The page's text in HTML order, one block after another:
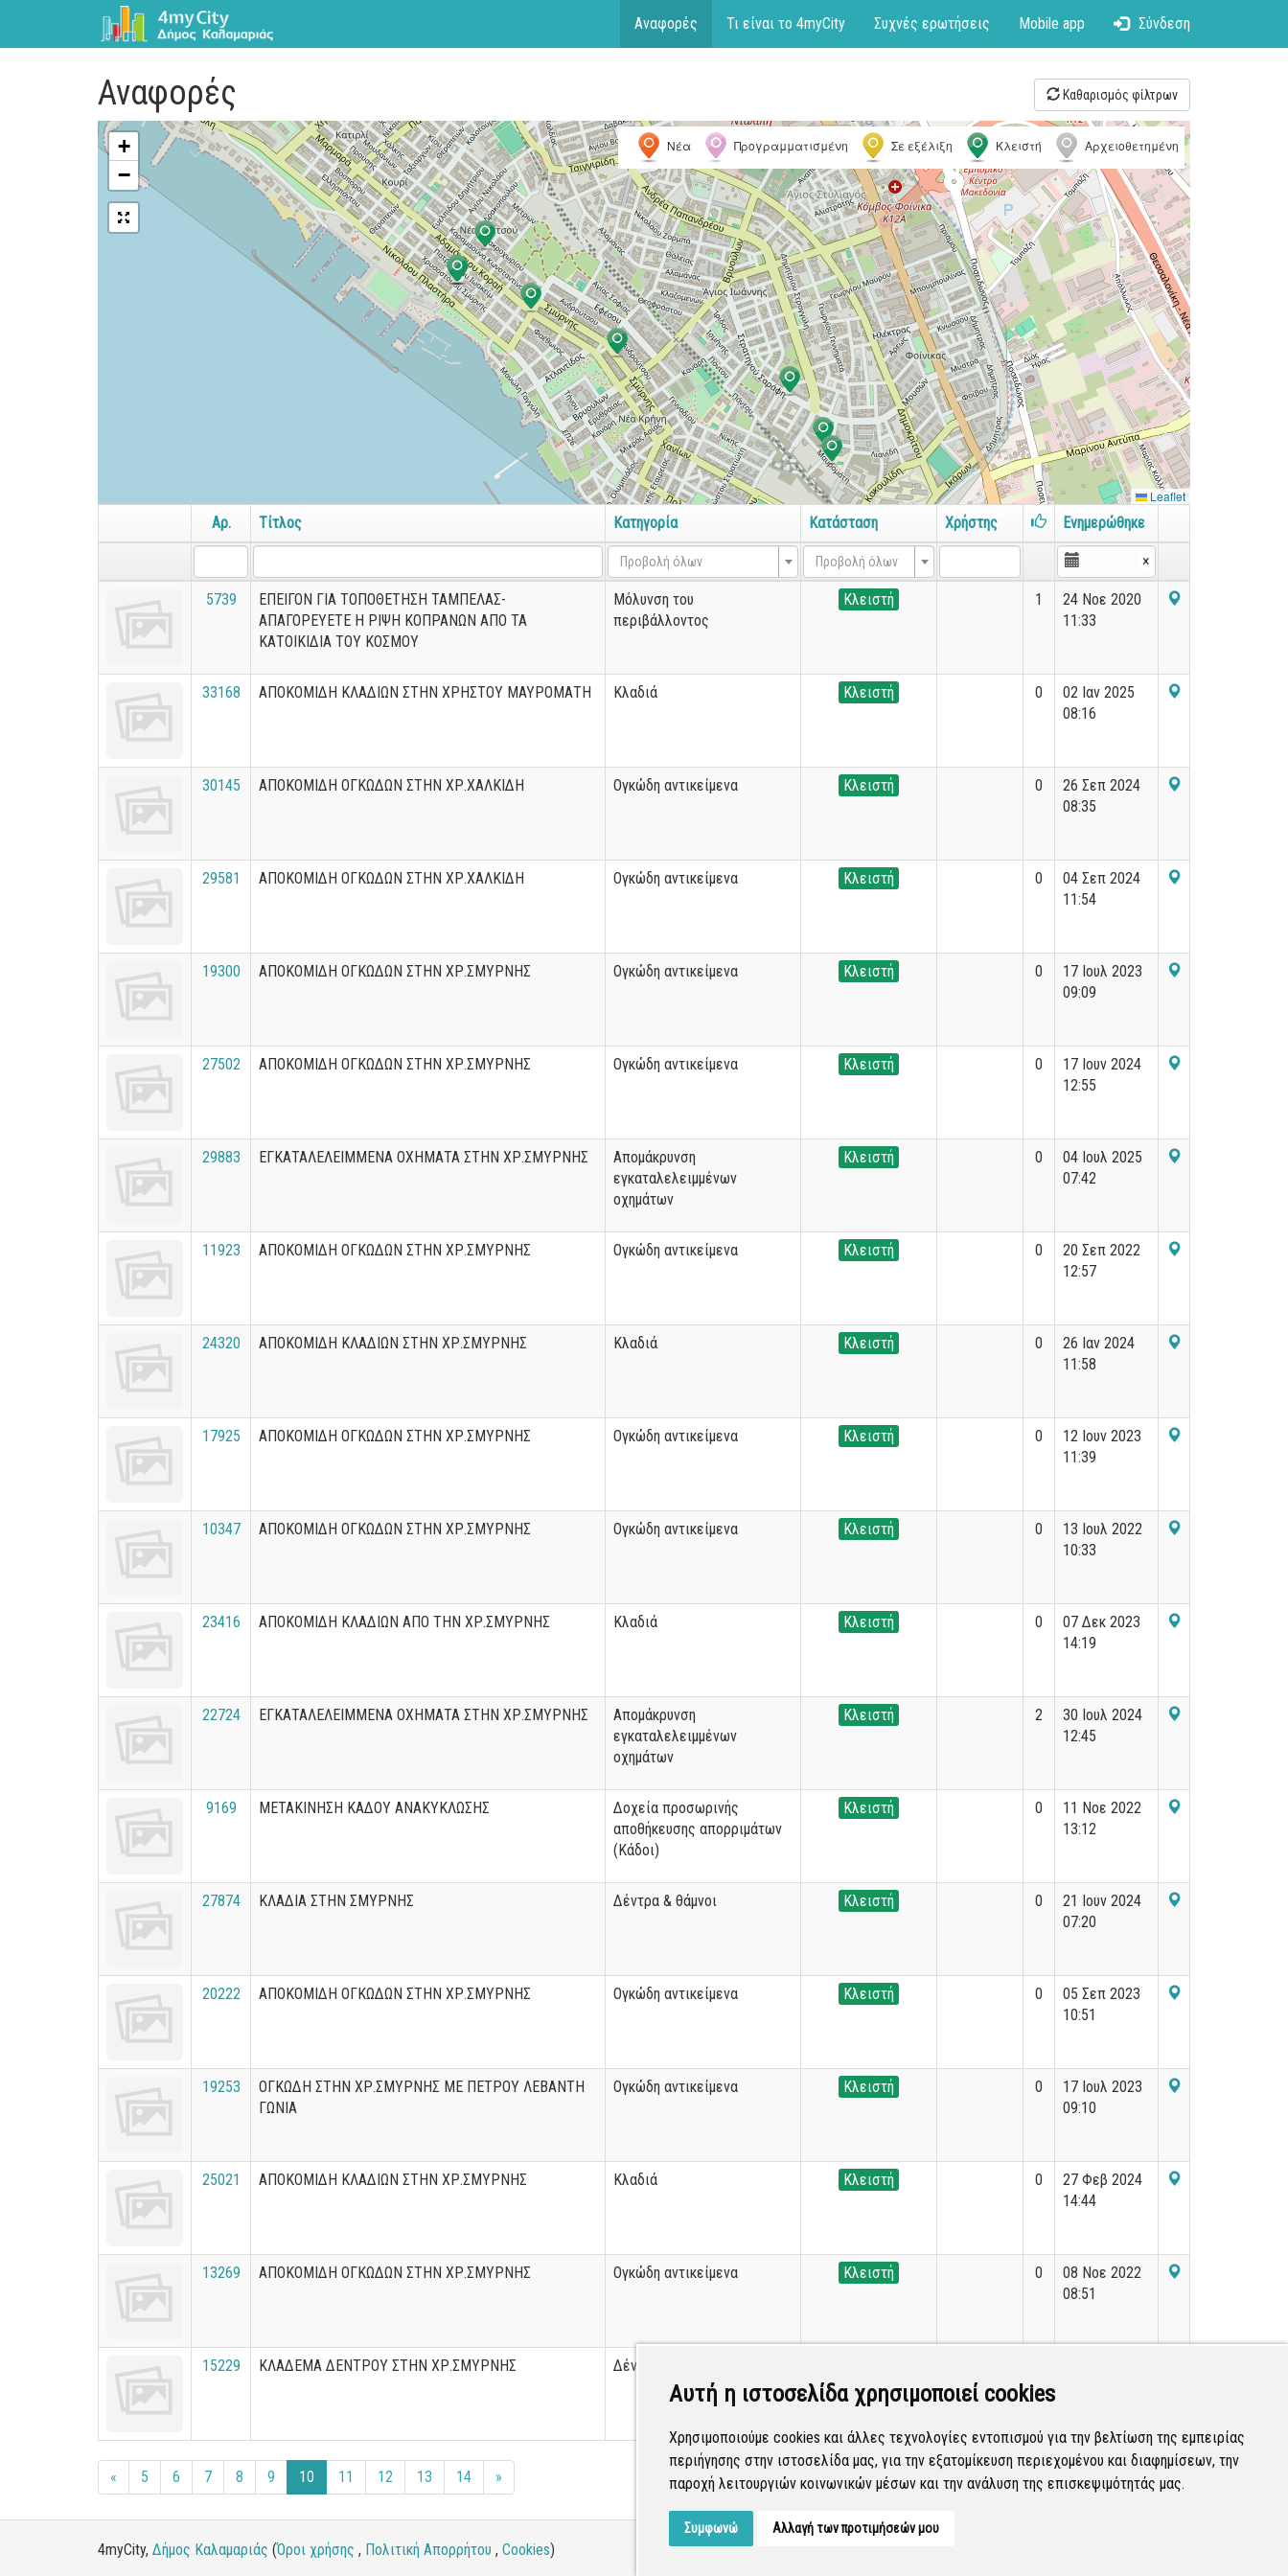
Αυτή η ιστοσελίδα χρησιμοποιεί cookies
Χρησιμοποιούμε cookies και άλλες τεχνολογίες εντοπισμού για την βελτίωση της εμπειρίας
περιήγησης στην ιστοσελίδα μας, για την εξατομίκευση περιεχομένου και διαφημίσεων, την
παροχή λειτουργιών κοινωνικών μέσων και την ανάλυση της επισκεψιμότητάς μας.
Συμφωνώ Αλλαγή των προτιμήσεών μου
Αναφορές Τι είναι το 4myCity Συχνές ερωτήσεις Mobile app Σύνδεση
Αναφορές Καθαρισμός φίλτρων
+
−
Νέα Προγραμματισμένη Σε εξέλιξη Κλειστή Αρχειοθετημένη
Leaflet
Αρ. Τίτλος Κατηγορία Κατάσταση Χρήστης Ενημερώθηκε
Προβολή όλων Προβολή όλων ×
5739
ΕΠΕΙΓΟΝ ΓΙΑ ΤΟΠΟΘΕΤΗΣΗ ΤΑΜΠΕΛΑΣ-
ΑΠΑΓΟΡΕΥΕΤΕ Η ΡΙΨΗ ΚΟΠΡΑΝΩΝ ΑΠΟ ΤΑ
ΚΑΤΟΙΚΙΔΙΑ ΤΟΥ ΚΟΣΜΟΥ
Μόλυνση του
περιβάλλοντος
Κλειστή 1
24 Νοε 2020
11:33
33168 ΑΠΟΚΟΜΙΔΗ ΚΛΑΔΙΩΝ ΣΤΗΝ ΧΡΗΣΤΟΥ ΜΑΥΡΟΜΑΤΗ Κλαδιά Κλειστή 0
02 Ιαν 2025
08:16
30145 ΑΠΟΚΟΜΙΔΗ ΟΓΚΩΔΩΝ ΣΤΗΝ ΧΡ.ΧΑΛΚΙΔΗ Ογκώδη αντικείμενα Κλειστή 0
26 Σεπ 2024
08:35
29581 ΑΠΟΚΟΜΙΔΗ ΟΓΚΩΔΩΝ ΣΤΗΝ ΧΡ.ΧΑΛΚΙΔΗ Ογκώδη αντικείμενα Κλειστή 0
04 Σεπ 2024
11:54
19300 ΑΠΟΚΟΜΙΔΗ ΟΓΚΩΔΩΝ ΣΤΗΝ ΧΡ.ΣΜΥΡΝΗΣ Ογκώδη αντικείμενα Κλειστή 0
17 Ιουλ 2023
09:09
27502 ΑΠΟΚΟΜΙΔΗ ΟΓΚΩΔΩΝ ΣΤΗΝ ΧΡ.ΣΜΥΡΝΗΣ Ογκώδη αντικείμενα Κλειστή 0
17 Ιουν 2024
12:55
29883 ΕΓΚΑΤΑΛΕΛΕΙΜΜΕΝΑ ΟΧΗΜΑΤΑ ΣΤΗΝ ΧΡ.ΣΜΥΡΝΗΣ
Απομάκρυνση
εγκαταλελειμμένων
οχημάτων
Κλειστή 0
04 Ιουλ 2025
07:42
11923 ΑΠΟΚΟΜΙΔΗ ΟΓΚΩΔΩΝ ΣΤΗΝ ΧΡ.ΣΜΥΡΝΗΣ Ογκώδη αντικείμενα Κλειστή 0
20 Σεπ 2022
12:57
24320 ΑΠΟΚΟΜΙΔΗ ΚΛΑΔΙΩΝ ΣΤΗΝ ΧΡ.ΣΜΥΡΝΗΣ Κλαδιά Κλειστή 0
26 Ιαν 2024
11:58
17925 ΑΠΟΚΟΜΙΔΗ ΟΓΚΩΔΩΝ ΣΤΗΝ ΧΡ.ΣΜΥΡΝΗΣ Ογκώδη αντικείμενα Κλειστή 0
12 Ιουν 2023
11:39
10347 ΑΠΟΚΟΜΙΔΗ ΟΓΚΩΔΩΝ ΣΤΗΝ ΧΡ.ΣΜΥΡΝΗΣ Ογκώδη αντικείμενα Κλειστή 0
13 Ιουλ 2022
10:33
23416 ΑΠΟΚΟΜΙΔΗ ΚΛΑΔΙΩΝ ΑΠΟ ΤΗΝ ΧΡ.ΣΜΥΡΝΗΣ Κλαδιά Κλειστή 0
07 Δεκ 2023
14:19
22724 ΕΓΚΑΤΑΛΕΛΕΙΜΜΕΝΑ ΟΧΗΜΑΤΑ ΣΤΗΝ ΧΡ.ΣΜΥΡΝΗΣ
Απομάκρυνση
εγκαταλελειμμένων
οχημάτων
Κλειστή 2
30 Ιουλ 2024
12:45
9169 ΜΕΤΑΚΙΝΗΣΗ ΚΑΔΟΥ ΑΝΑΚΥΚΛΩΣΗΣ
Δοχεία προσωρινής
αποθήκευσης απορριμάτων
(Κάδοι)
Κλειστή 0
11 Νοε 2022
13:12
27874 ΚΛΑΔΙΑ ΣΤΗΝ ΣΜΥΡΝΗΣ Δέντρα & θάμνοι Κλειστή 0
21 Ιουν 2024
07:20
20222 ΑΠΟΚΟΜΙΔΗ ΟΓΚΩΔΩΝ ΣΤΗΝ ΧΡ.ΣΜΥΡΝΗΣ Ογκώδη αντικείμενα Κλειστή 0
05 Σεπ 2023
10:51
19253
ΟΓΚΩΔΗ ΣΤΗΝ ΧΡ.ΣΜΥΡΝΗΣ ΜΕ ΠΕΤΡΟΥ ΛΕΒΑΝΤΗ
ΓΩΝΙΑ
Ογκώδη αντικείμενα Κλειστή 0
17 Ιουλ 2023
09:10
25021 ΑΠΟΚΟΜΙΔΗ ΚΛΑΔΙΩΝ ΣΤΗΝ ΧΡ.ΣΜΥΡΝΗΣ Κλαδιά Κλειστή 0
27 Φεβ 2024
14:44
13269 ΑΠΟΚΟΜΙΔΗ ΟΓΚΩΔΩΝ ΣΤΗΝ ΧΡ.ΣΜΥΡΝΗΣ Ογκώδη αντικείμενα Κλειστή 0
08 Νοε 2022
08:51
15229 ΚΛΑΔΕΜΑ ΔΕΝΤΡΟΥ ΣΤΗΝ ΧΡ.ΣΜΥΡΝΗΣ Δέντρα & θάμνοι
« 5 6 7 8 9 10 11 12 13 14 » Εμφανίζονται181-200από36.199εγγραφές.
4myCity, Δήμος Καλαμαριάς (Όροι χρήσης , Πολιτική Απορρήτου , Cookies)